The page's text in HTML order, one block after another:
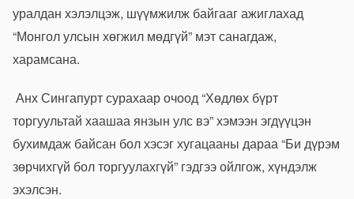
уралдан хэлэлцэж, шүүмжилж байгааг ажиглахад
“Монгол улсын хөгжил мөдгүй” мэт санагдаж,
харамсана.
Анх Сингапурт сурахаар очоод “Хөдлөх бүрт
торгуультай хаашаа янзын улс вэ” хэмээн эгдүүцэн
бухимдаж байсан бол хэсэг хугацааны дараа “Би дүрэм
зөрчихгүй бол торгуулахгүй” гэдгээ ойлгож, хүндэлж
эхэлсэн.